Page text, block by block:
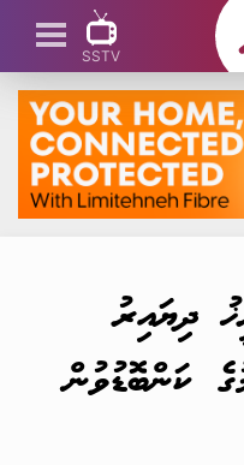
SSTV
ދިޔައިރު
ކަންބޮޑުވުން